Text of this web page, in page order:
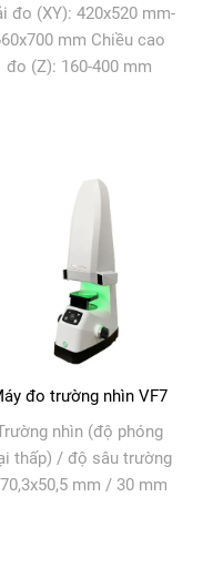
đo (XY): 420x520 mm-
mm Chiều cao
đo (Z): 160-400 mm
đo trường nhìn VF7
nhìn (độ phóng
thấp) / độ sâu trường
mm / 30 mm